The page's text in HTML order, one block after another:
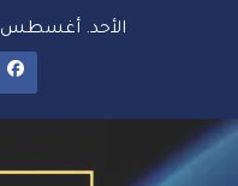
الأحد. أغسطس 9th, 2026